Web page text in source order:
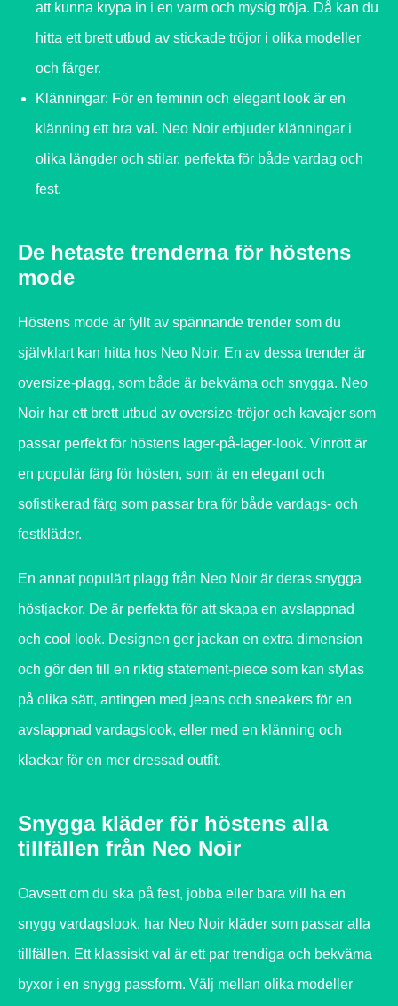
att kunna krypa in i en varm och mysig tröja. Då kan du
hitta ett brett utbud av stickade tröjor i olika modeller
och färger.
Klänningar: För en feminin och elegant look är en
klänning ett bra val. Neo Noir erbjuder klänningar i
olika längder och stilar, perfekta för både vardag och
fest.
De hetaste trenderna för höstens
mode
Höstens mode är fyllt av spännande trender som du
självklart kan hitta hos Neo Noir. En av dessa trender är
oversize-plagg, som både är bekväma och snygga. Neo
Noir har ett brett utbud av oversize-tröjor och kavajer som
passar perfekt för höstens lager-på-lager-look. Vinrött är
en populär färg för hösten, som är en elegant och
sofistikerad färg som passar bra för både vardags- och
festkläder.
En annat populärt plagg från Neo Noir är deras snygga
höstjackor. De är perfekta för att skapa en avslappnad
och cool look. Designen ger jackan en extra dimension
och gör den till en riktig statement-piece som kan stylas
på olika sätt, antingen med jeans och sneakers för en
avslappnad vardagslook, eller med en klänning och
klackar för en mer dressad outfit.
Snygga kläder för höstens alla
tillfällen från Neo Noir
Oavsett om du ska på fest, jobba eller bara vill ha en
snygg vardagslook, har Neo Noir kläder som passar alla
tillfällen. Ett klassiskt val är ett par trendiga och bekväma
byxor i en snygg passform. Välj mellan olika modeller